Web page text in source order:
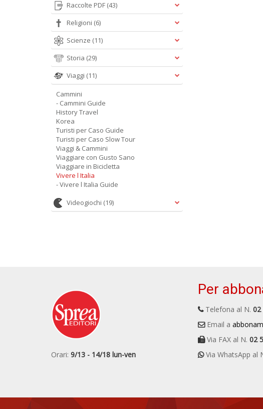
Raccolte PDF (43)
Religioni (6)
Scienze (11)
Storia (29)
Viaggi (11)
Cammini
- Cammini Guide
History Travel
Korea
Turisti per Caso Guide
Turisti per Caso Slow Tour
Viaggi & Cammini
Viaggiare con Gusto Sano
Viaggiare in Bicicletta
Vivere l Italia
- Vivere l Italia Guide
Videogiochi (19)
Orari: 9/13 - 14/18 lun-ven
Per
Telefona al N. 02
Email a
Via FAX al N. 02
Via WhatsApp al